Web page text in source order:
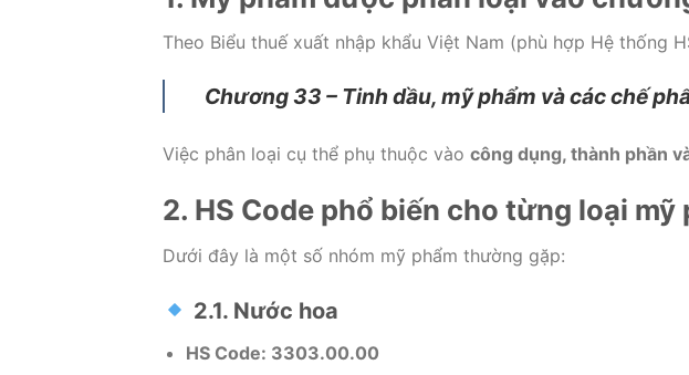
Theo Biểu thuế xuất nhập khẩu Việt Nam (phù hợp Hệ thống
Chương 33 – Tinh dầu, mỹ phẩm và các chế
Việc phân loại cụ thể phụ thuộc vào công dụng, thành phần
2. HS Code phổ biến cho từng loại mỹ
Dưới đây là một số nhóm mỹ phẩm thường gặp:
2.1. Nước hoa
HS Code: 3303.00.00